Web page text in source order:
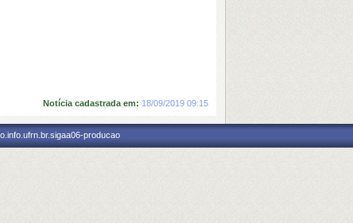
Notícia cadastrada em: 18/09/2019 09:15
producao